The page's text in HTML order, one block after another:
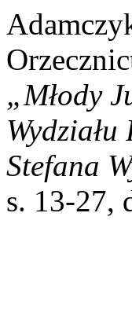
„Młody
Stefana
s. 13-27,